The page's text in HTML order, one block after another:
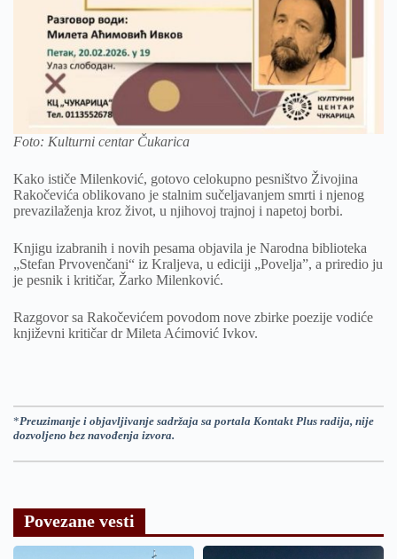
Foto: Kulturni centar Čukarica
Kako ističe Milenković, gotovo celokupno pesništvo Živojina
Rakočevića oblikovano je stalnim sučeljavanjem smrti i njenog
prevazilaženja kroz život, u njihovoj trajnoj i napetoj borbi.
Knjigu izabranih i novih pesama objavila je Narodna biblioteka
„Stefan Prvovenčani“ iz Kraljeva, u ediciji „Povelja”, a priredio ju
je pesnik i kritičar, Žarko Milenković.
Razgovor sa Rakočevićem povodom nove zbirke poezije vodiće
književni kritičar dr Mileta Aćimović Ivkov.
*Preuzimanje i objavljivanje sadržaja sa portala Kontakt Plus radija, nije
dozvoljeno bez navođenja izvora.
Povezane vesti